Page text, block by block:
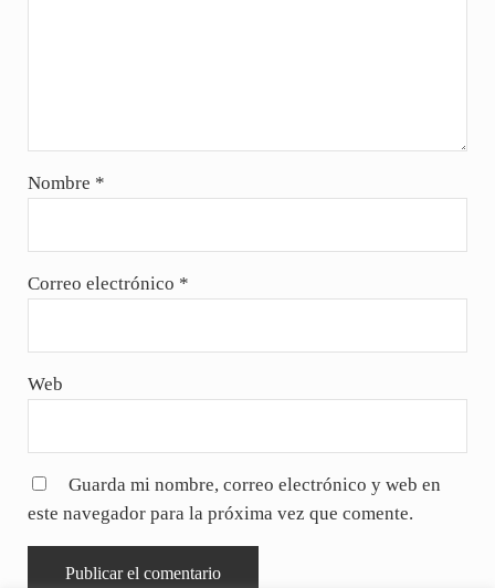
Nombre *
Correo electrónico *
Web
Guarda mi nombre, correo electrónico y web en
este navegador para la próxima vez que comente.